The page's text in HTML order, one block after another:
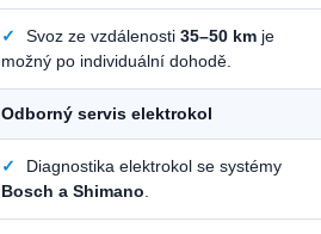
✓ Svoz ze vzdálenosti 35–50 km je
možný po individuální dohodě.
Odborný servis elektrokol
✓
Diagnostika elektrokol se systémy
Bosch a Shimano